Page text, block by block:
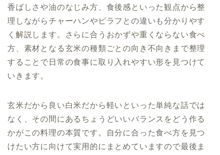
香ばしさや油のなじみ方、食後感といった観点から整
理しながらチャーハンやピラフとの違いも分かりやす
く解説します。さらに合うおかずや重くならない食べ
方、素材となる玄米の種類ごとの向き不向きまで整理
することで日常の食事に取り入れやすい形を見つけて
いきます。
玄米だから良い白米だから軽いといった単純な話では
なく、その間にあるちょうどいいバランスをどう作る
かがこの料理の本質です。自分に合った食べ方を見つ
けたい方に向けて実用的にまとめていますので最後ま